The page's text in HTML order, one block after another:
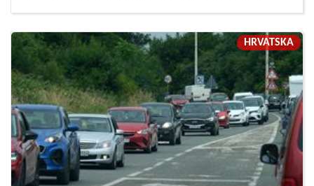
HRVATSKA